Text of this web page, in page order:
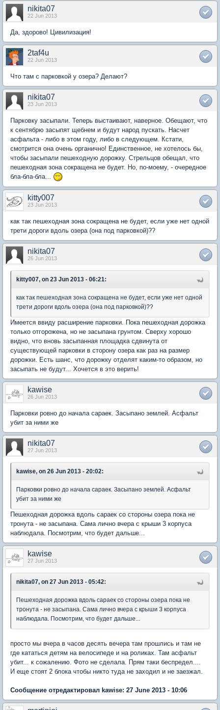
nikita07
22 Jun 2013
Да, здорово! Цивилизация!
2taf4u
22 Jun 2013
Что там с парковкой у озера? Делают?
nikita07
23 Jun 2013
Парковку засыпали. Теперь выстаивают, наверное. Обещают, что
к сентябрю засыпят щебнем и будут народ пускать. Насчет
асфальта - либо в этом году, либо в следующем. Кстати,
смотрится она очень органично! Единственное, не хотелось бы,
чтобы засыпали пешеходную дорожку. Стрельцов обещал, что
пешеходная зона сокращена не будет. Но, по-моему, - очередное
бла-бла-бла...
kitty007
23 Jun 2013
как так пешеходная зона сокращена не будет, если уже нет одной
трети дороги вдоль озера (она под парковкой)??
nikita07
26 Jun 2013
kitty007, on 23 Jun 2013 - 06:21:
как так пешеходная зона сокращена не будет, если уже нет одной
трети дороги вдоль озера (она под парковкой)??
Имеется ввиду расширение парковки. Пока пешеходная дорожка
только отгорожена, но не засыпана грунтом. Сверху хорошо
видно, что вновь засыпанная площадка сдвинута от
существующей парковки в сторону озера как раз на размер
дорожки. Есть шанс, что дорожку отделят каким-то образом, но
засыпать не будут... Хочется в это верить!
kawise
26 Jun 2013
Парковки ровно до начала сараек. Засыпано землей. Асфальт
убит за ними же
nikita07
27 Jun 2013
kawise, on 26 Jun 2013 - 20:02:
Парковки ровно до начала сараек. Засыпано землей. Асфальт
убит за ними же
Пешеходная дорожка вдоль сараек со стороны озера пока не
тронута - не засыпана. Сама лично вчера с крыши 3 корпуса
наблюдала. Посмотрим, что будет дальше...
kawise
27 Jun 2013
nikita07, on 27 Jun 2013 - 05:42:
Пешеходная дорожка вдоль сараек со стороны озера пока не
тронута - не засыпана. Сама лично вчера с крыши 3 корпуса
наблюдала. Посмотрим, что будет дальше...
просто мы вчера в часов десять вечера там прошлись и там не
где кататься детям на велосипеде и на роликах. Там асфальт
убит... к сожалению. Фото не сделала. Прям таки беспредел....
И еще стоят 2 блока чтобы никто туда не заходил и не заезжал.
Сообщение отредактировал kawise: 27 June 2013 - 10:06